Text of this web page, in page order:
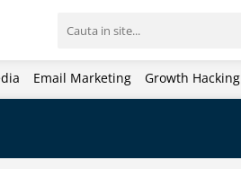
Email Marketing Growth Hacking